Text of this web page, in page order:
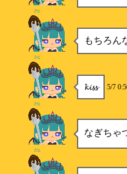
Aya
もちろん
Aya
𝓴𝓲𝓼𝓼 5/7
Aya
なぎちゃ
Aya